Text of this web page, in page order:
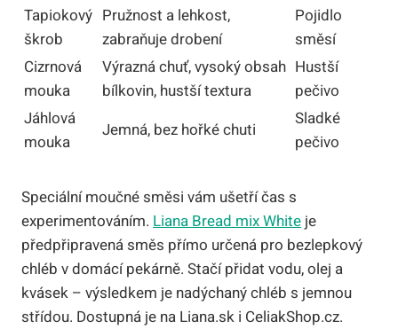
Tapiokový
škrob
Pružnost a lehkost,
zabraňuje drobení
Pojidlo
směsí
Cizrnová
mouka
Výrazná chuť, vysoký obsah
bílkovin, hustší textura
Hustší
pečivo
Jáhlová
mouka
Jemná, bez hořké chuti
Sladké
pečivo
Speciální moučné směsi vám ušetří čas s
experimentováním. Liana Bread mix White je
předpřipravená směs přímo určená pro bezlepkový
chléb v domácí pekárně. Stačí přidat vodu, olej a
kvásek – výsledkem je nadýchaný chléb s jemnou
střídou. Dostupná je na Liana.sk i CeliakShop.cz.